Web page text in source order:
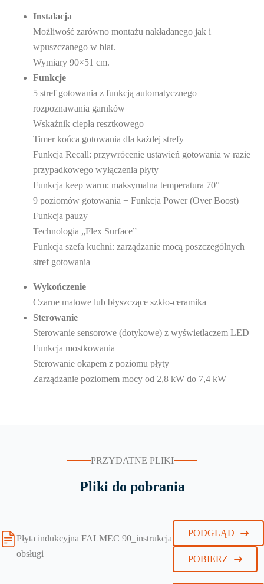
Instalacja
Możliwość zarówno montażu nakładanego jak i
wpuszczanego w blat.
Wymiary 90×51 cm.
Funkcje
5 stref gotowania z funkcją automatycznego
rozpoznawania garnków
Wskaźnik ciepła resztkowego
Timer końca gotowania dla każdej strefy
Funkcja Recall: przywrócenie ustawień gotowania w razie
przypadkowego wyłączenia płyty
Funkcja keep warm: maksymalna temperatura 70°
9 poziomów gotowania + Funkcja Power (Over Boost)
Funkcja pauzy
Technologia „Flex Surface”
Funkcja szefa kuchni: zarządzanie mocą poszczególnych
stref gotowania
Wykończenie
Czarne matowe lub błyszczące szkło-ceramika
Sterowanie
Sterowanie sensorowe (dotykowe) z wyświetlaczem LED
Funkcja mostkowania
Sterowanie okapem z poziomu płyty
Zarządzanie poziomem mocy od 2,8 kW do 7,4 kW
PRZYDATNE PLIKI
Pliki do pobrania
Płyta indukcyjna FALMEC 90_instrukcja
obsługi
PODGLĄD
POBIERZ